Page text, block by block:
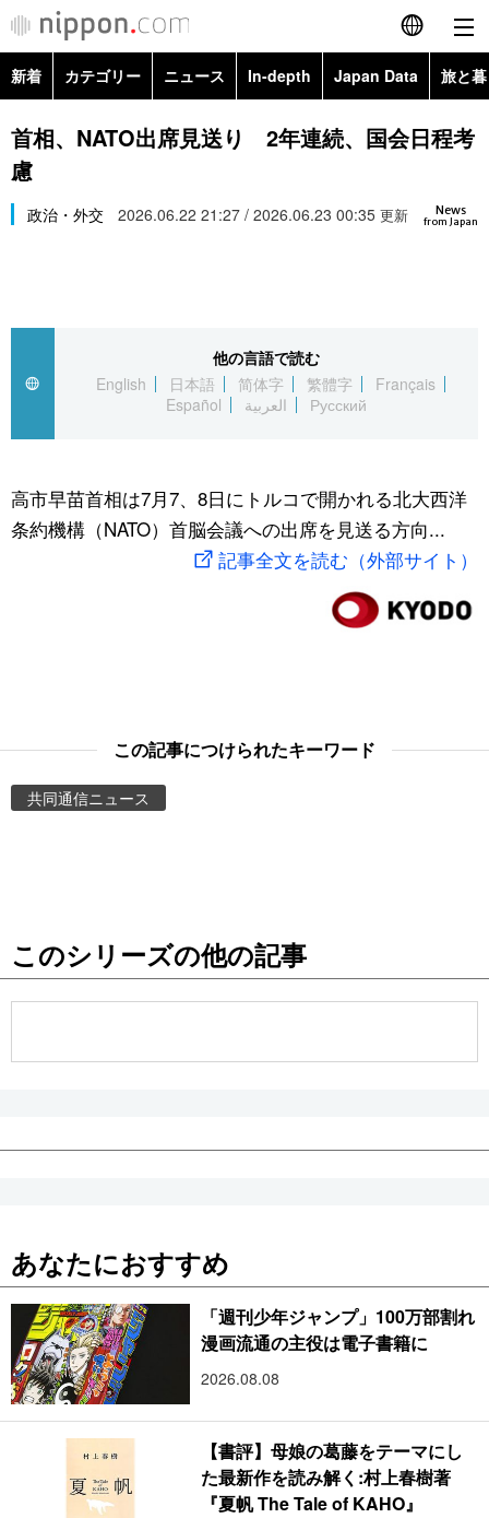
English
简体字
Русский
カテゴリー
経済・ビジネス
国際
文化
トップ
アーカイブ
In-depth
Japan Data
動画/Live
お知らせ
新着 カテゴリー ニュース In-depth Japan Data 旅と
政治・外交
経済・ビジネス
スポーツ・東京2020
Topics
首相、NATO出席見送り 2年連続、国会日程考
慮
News
from Japan
政治・外交 2026.06.22 21:27 / 2026.06.23 00:35 更新
他の言語で読む
English
日本語 简体字 繁體字
Français
Español
العربية Русский
高市早苗首相は7月7、8日にトルコで開かれる北大西洋
条約機構（NATO）首脳会議への出席を見送る方向...
記事全文を読む（外部サイト）
この記事につけられたキーワード
共同通信ニュース
このシリーズの他の記事
あなたにおすすめ
「週刊少年ジャンプ」100万部割れ
漫画流通の主役は電子書籍に
2026.08.08
【書評】母娘の葛藤をテーマにし
た最新作を読み解く:村上春樹著
『夏帆 The Tale of KAHO』